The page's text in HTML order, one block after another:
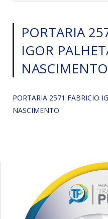
PORTARIA
IGOR
NASCIMENTO
PORTARIA 2571 FABRICIO
NASCIMENTO